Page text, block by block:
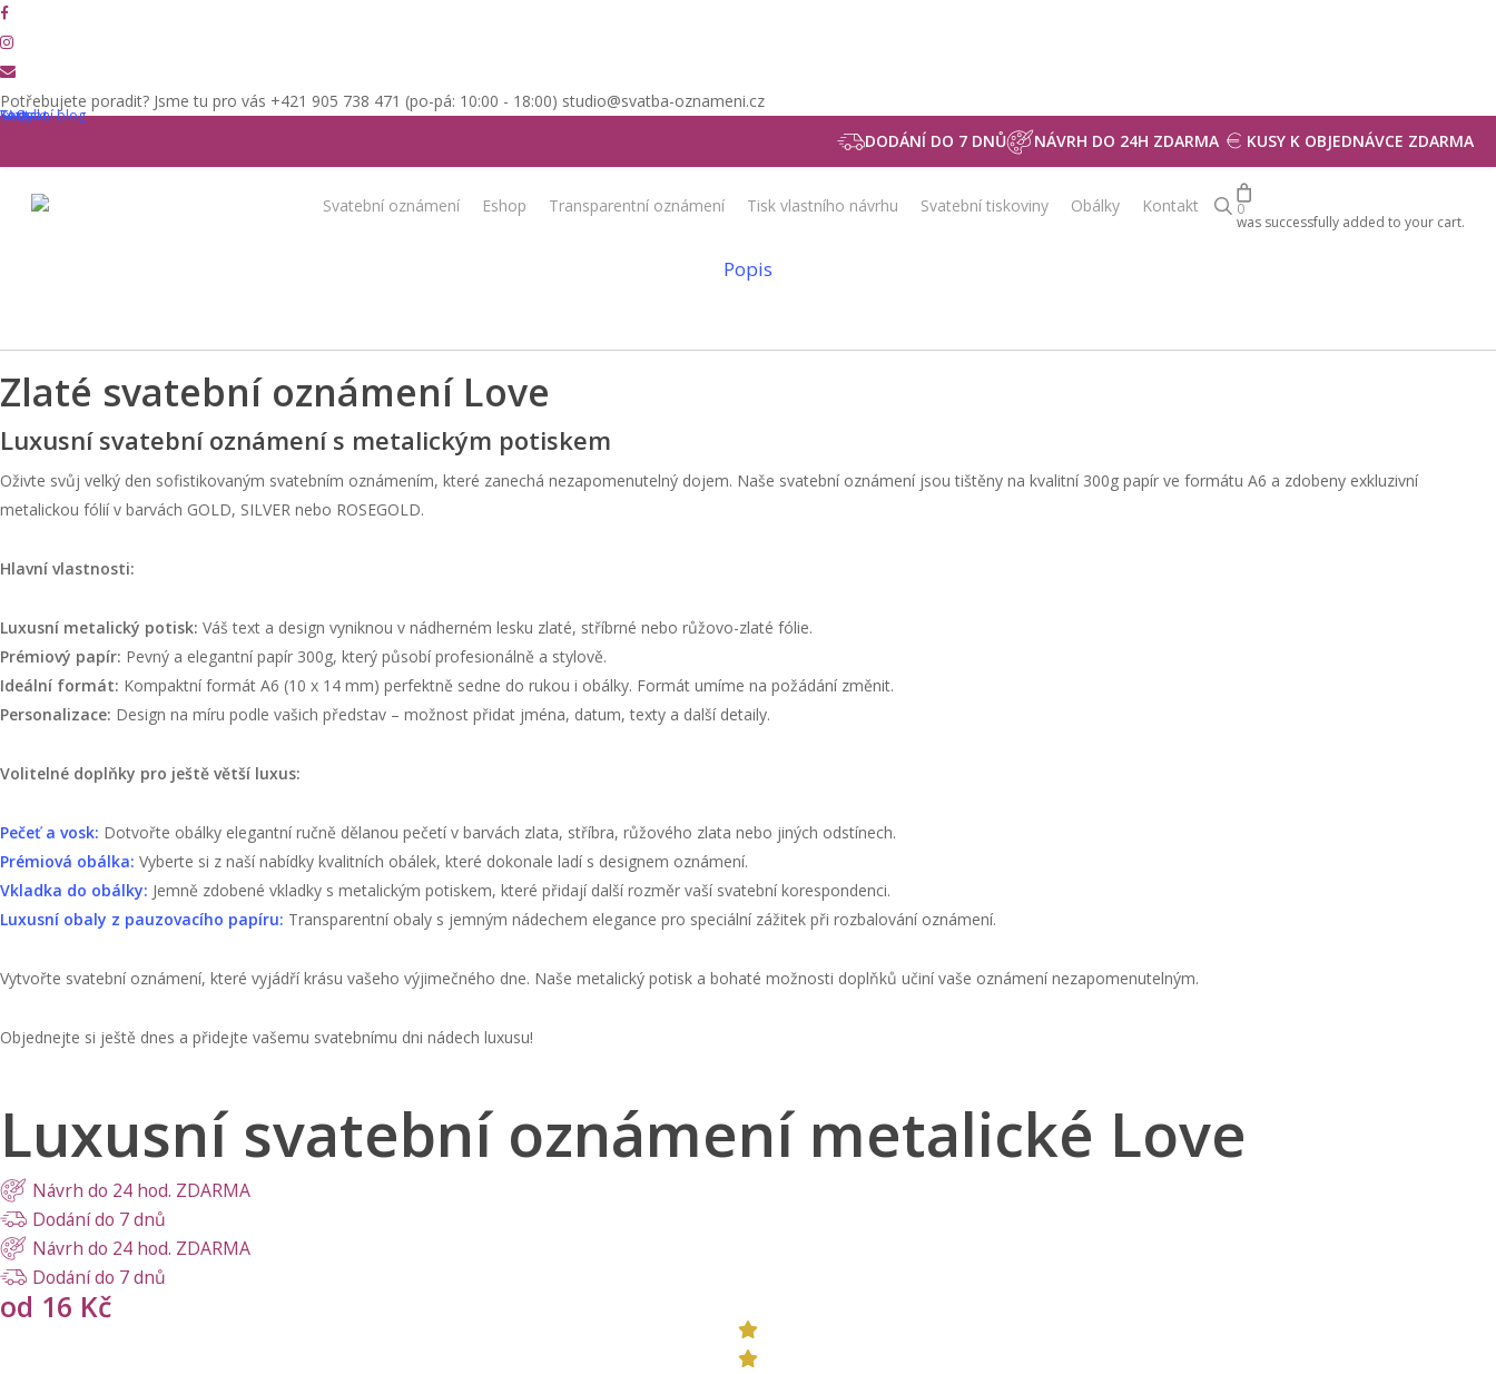
Skip
to
main
content
facebook
instagram
email
Potřebujete poradit? Jsme tu pro vás +421 905 738 471 (po-pá: 10:00 - 18:00) studio@svatba-oznameni.cz
Kontakt
Texty
Svatební blog
FAQ
DODÁNÍ DO 7 DNŮ NÁVRH DO 24H ZDARMA KUSY K OBJEDNÁVCE ZDARMA
Svatební oznámení Eshop Transparentní oznámení Tisk vlastního návrhu Svatební tiskoviny Obálky Kontakt search
0
was successfully added to your cart.
Domů Svatební oznámení Transparentní/Metalické svatební oznámení Luxusní svatební oznámení metalické Love
Popis
Zlaté svatební oznámení Love
Luxusní svatební oznámení s metalickým potiskem
Oživte svůj velký den sofistikovaným svatebním oznámením, které zanechá nezapomenutelný dojem. Naše svatební oznámení jsou tištěny na kvalitní 300g papír ve formátu A6 a zdobeny exkluzivní
metalickou fólií v barvách GOLD, SILVER nebo ROSEGOLD.
Hlavní vlastnosti:
Luxusní metalický potisk: Váš text a design vyniknou v nádherném lesku zlaté, stříbrné nebo růžovo-zlaté fólie.
Prémiový papír: Pevný a elegantní papír 300g, který působí profesionálně a stylově.
Ideální formát: Kompaktní formát A6 (10 x 14 mm) perfektně sedne do rukou i obálky. Formát umíme na požádání změnit.
Personalizace: Design na míru podle vašich představ – možnost přidat jména, datum, texty a další detaily.
Volitelné doplňky pro ještě větší luxus:
Pečeť a vosk: Dotvořte obálky elegantní ručně dělanou pečetí v barvách zlata, stříbra, růžového zlata nebo jiných odstínech.
Prémiová obálka: Vyberte si z naší nabídky kvalitních obálek, které dokonale ladí s designem oznámení.
Vkladka do obálky: Jemně zdobené vkladky s metalickým potiskem, které přidají další rozměr vaší svatební korespondenci.
Luxusní obaly z pauzovacího papíru: Transparentní obaly s jemným nádechem elegance pro speciální zážitek při rozbalování oznámení.
Vytvořte svatební oznámení, které vyjádří krásu vašeho výjimečného dne. Naše metalický potisk a bohaté možnosti doplňků učiní vaše oznámení nezapomenutelným.
Objednejte si ještě dnes a přidejte vašemu svatebnímu dni nádech luxusu!
Luxusní svatební oznámení metalické Love
Návrh do 24 hod. ZDARMA
Dodání do 7 dnů
Návrh do 24 hod. ZDARMA
Dodání do 7 dnů
od 16 Kč